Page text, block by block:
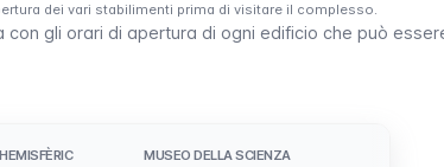
dei vari stabilimenti prima di visitare il complesso.
gli orari di apertura di ogni edificio che può
HEMISFÈRIC MUSEO DELLA SCIENZA